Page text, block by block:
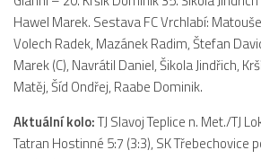
Hawel Marek. Sestava FC Vrchlabí:
Volech Radek, Mazánek Radim, Štefan
Marek (C), Navrátil Daniel, Šikola Jindřich,
Matěj, Šíd Ondřej, Raabe Dominik.
Aktuální kolo:TJ Slavoj Teplice n. Met./TJ
Tatran Hostinné 5:7 (3:3), SK Třebechovice